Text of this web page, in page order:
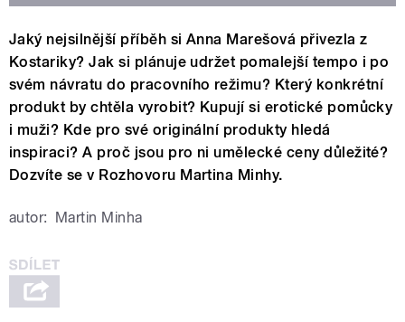
Jaký nejsilnější příběh si Anna Marešová přivezla z
Kostariky? Jak si plánuje udržet pomalejší tempo i po
svém návratu do pracovního režimu? Který konkrétní
produkt by chtěla vyrobit? Kupují si erotické pomůcky
i muži? Kde pro své originální produkty hledá
inspiraci? A proč jsou pro ni umělecké ceny důležité?
Dozvíte se v Rozhovoru Martina Minhy.
autor: Martin Minha